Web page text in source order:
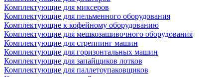
Комплектующие для миксеров
Комплектующие для пельменного оборудования
Комплектующие к кофейному оборудованию
Комплектующие для мешкозашивочного оборудования
Комплектующие для стреппинг машин
Комплектующие для горизонтальных машин
Комплектующие для запайщиков лотков
Комплектующие для паллетоупаковщиков